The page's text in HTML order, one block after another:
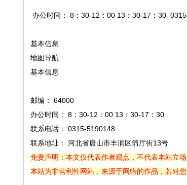
办公时间： 8：30-12：00 13：30-17：30
基本信息
地图导航
基本信息
邮编： 64000
办公时间： 8：30-12：00 13：30-17：30
联系电话： 0315-5190148
联系地址： 河北省唐山市丰润区箭厅街13号
免责声明：本文仅代表作者观点，不代表本站立
本站为非营利性网站，来源于网络的作品，若对